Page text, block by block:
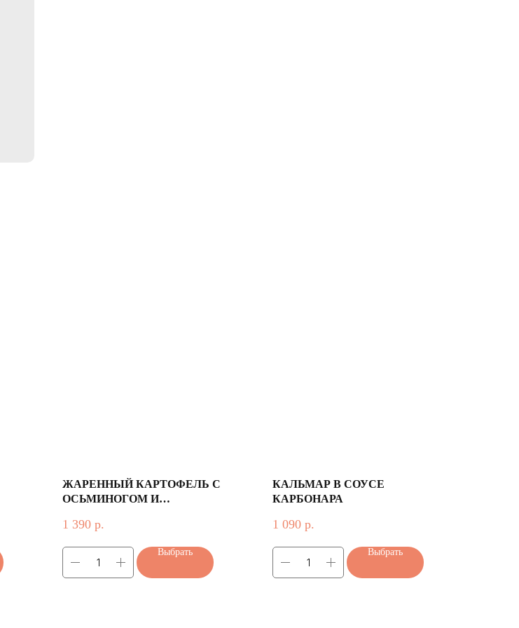
ЖАРЕННЫЙ КАРТОФЕЛЬ С
ОСЬМИНОГОМ И
1 390 р.
Выбрать
КАЛЬМАР В СОУСЕ
КАРБОНАРА
1 090 р.
Выбрать